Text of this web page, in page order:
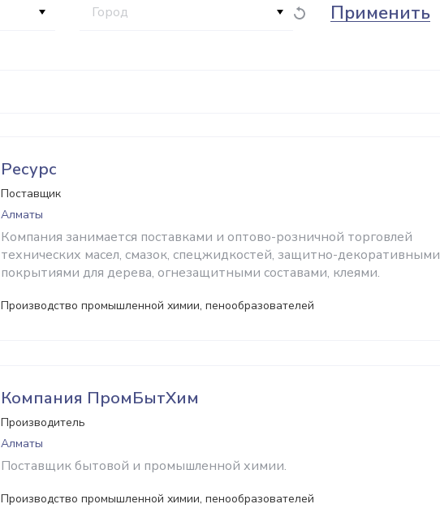
Город Применить
Ресурс
Поставщик
Алматы
Компания занимается поставками и оптово-розничной торговлей
технических масел, смазок, спецжидкостей, защитно-декоративными
покрытиями для дерева, огнезащитными составами, клеями.
Производство промышленной химии, пенообразователей
Компания ПромБытХим
Производитель
Алматы
Поставщик бытовой и промышленной химии.
Производство промышленной химии, пенообразователей